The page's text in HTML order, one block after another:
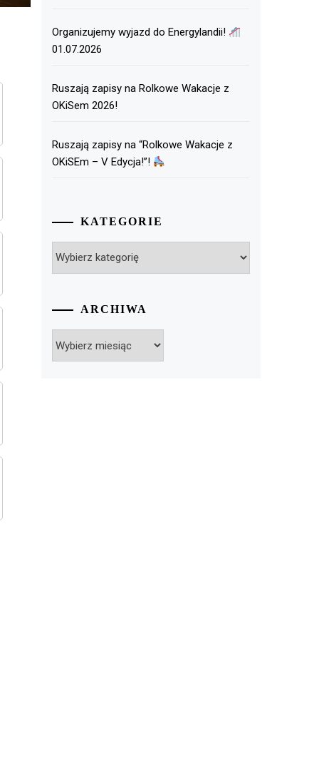
Organizujemy wyjazd do Energylandii!
01.07.2026
Ruszają zapisy na Rolkowe Wakacje z
OKiSem 2026!
Ruszają zapisy na “Rolkowe Wakacje z
OKiSEm – V Edycja!”!
KATEGORIE
ARCHIWA